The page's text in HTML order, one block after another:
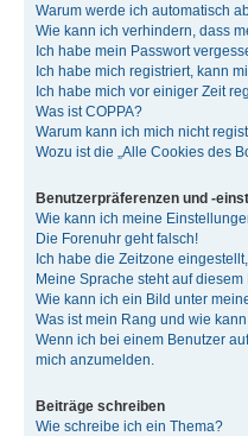
Warum werde ich automatisch
Wie kann ich verhindern, dass
Ich habe mein Passwort
Ich habe mich registriert, kann
Ich habe mich vor einiger Zeit
Was ist COPPA?
Warum kann ich mich nicht
Wozu ist die „Alle Cookies des
Benutzerpräferenzen und -
Wie kann ich meine
Die Forenuhr geht falsch!
Ich habe die Zeitzone
Meine Sprache steht auf
Wie kann ich ein Bild unter
Was ist mein Rang und wie
Wenn ich bei einem Benutzer
mich anzumelden.
Beiträge schreiben
Wie schreibe ich ein Thema?